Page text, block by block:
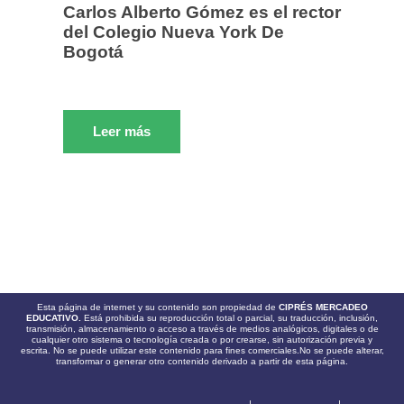
Carlos Alberto Gómez es el rector
del Colegio Nueva York De
Bogotá
Leer más
Esta página de internet y su contenido son propiedad de CIPRÉS MERCADEO
EDUCATIVO. Está prohibida su reproducción total o parcial, su traducción, inclusión,
transmisión, almacenamiento o acceso a través de medios analógicos, digitales o de
cualquier otro sistema o tecnología creada o por crearse, sin autorización previa y
escrita. No se puede utilizar este contenido para fines comerciales.No se puede alterar,
transformar o generar otro contenido derivado a partir de esta página.